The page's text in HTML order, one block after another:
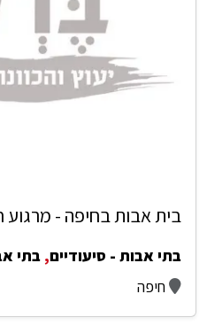
בית אבות בחיפה - מרגוע
בתי אבות - סיעודיים, בתי
חיפה